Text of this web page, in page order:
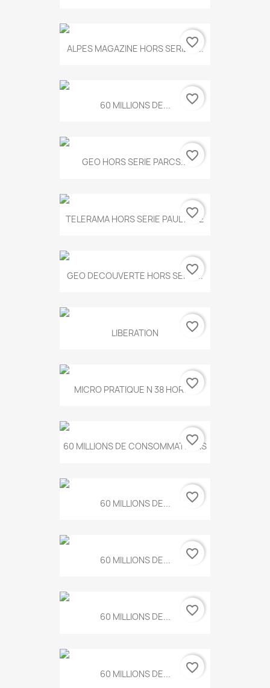
ALPES MAGAZINE HORS SERIE N...
favorite_border
60 MILLIONS DE... favorite_border
GEO HORS SERIE PARCS...favorite_border
TELERAMA HORS SERIE PAUL KLEE
favorite_border
GEO DECOUVERTE HORS SERIE...
favorite_border
LIBERATION favorite_border
MICRO PRATIQUE N 38 HORS...
favorite_border
60 MILLIONS DE CONSOMMATEURS
favorite_border
60 MILLIONS DE... favorite_border
60 MILLIONS DE... favorite_border
60 MILLIONS DE... favorite_border
60 MILLIONS DE... favorite_border